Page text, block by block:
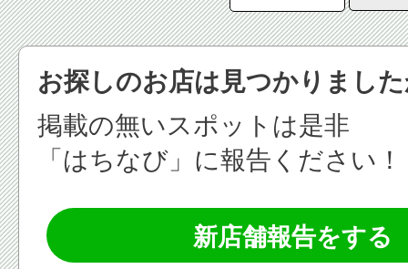
お探しのお店は見つかりまし
掲載の無いスポットは是非
「はちなび」に報告ください！
新店舗報告をする